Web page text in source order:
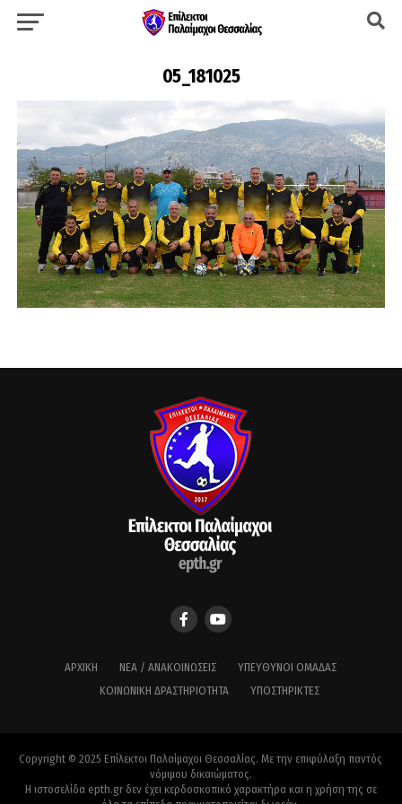
05_181025
ΑΡΧΙΚΉ ΝΈΑ / ΑΝΑΚΟΙΝΏΣΕΙΣ
ΥΠΕΎΘΥΝΟΙ ΟΜΆΔΑΣ
ΚΟΙΝΩΝΙΚΉ ΔΡΑΣΤΗΡΙΌΤΗΤΑ
ΥΠΟΣΤΗΡΙΚΤΈΣ
Copyright © 2025 Επίλεκτοι Παλαίμαχοι Θεσσαλίας. Με την επιφύλαξη παντός
νόμιμου δικαιώματος.
Η ιστοσελίδα epth.gr δεν έχει κερδοσκοπικό χαρακτήρα και η χρήση της σε